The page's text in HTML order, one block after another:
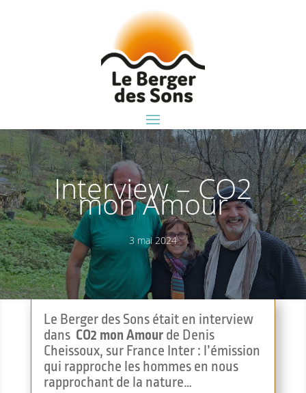
Interview – CO2
mon Amour
3 mai 2024
Le Berger des Sons était en interview
dans CO2 mon Amourde Denis
Cheissoux, sur France Inter : l’émission
qui rapproche les hommes en nous
rapprochant de la nature…